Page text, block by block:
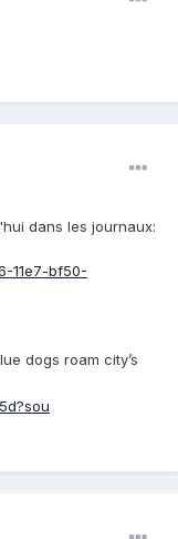
dans les journaux:
11e7-bf50-
dogs roam city’s